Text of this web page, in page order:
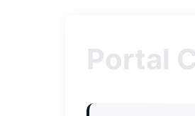
Portal